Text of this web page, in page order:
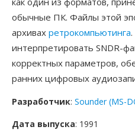
обычные ПК. Файлы этой
архивах ретрокомпьютинга
интерпретировать SNDR-
корректных параметров,
ранних цифровых
Разработчик: Sounder (MS-
Дата выпуска: 1991